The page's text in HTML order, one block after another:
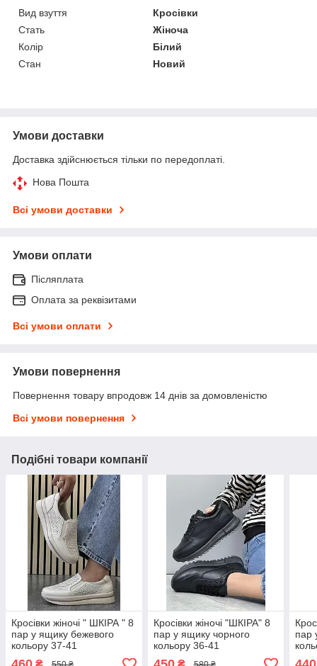
Вид взуття
Кросівки
Стать
Жіноча
Колір
Білий
Стан
Новий
Умови доставки
Доставка здійснюється тільки по передоплаті.
Нова Пошта
Всі умови доставки
Умови оплати
Післяплата
Оплата за реквізитами
Всі умови оплати
Умови повернення
Повернення товару впродовж 14 днів за домовленістю
Всі умови повернення
Подібні товари компанії
Кросівки жіночі " ШКІРА " 8
пар у ящику бежевого
кольору 37-41
Кросівки жіночі "ШКІРА" 8
пар у ящику чорного
кольору 36-41
пар